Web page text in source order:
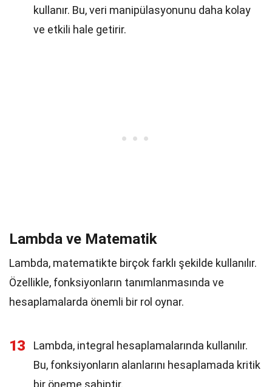
kullanır. Bu, veri manipülasyonunu daha kolay
ve etkili hale getirir.
Lambda ve Matematik
Lambda, matematikte birçok farklı şekilde kullanılır.
Özellikle, fonksiyonların tanımlanmasında ve
hesaplamalarda önemli bir rol oynar.
13
Lambda, integral hesaplamalarında kullanılır.
Bu, fonksiyonların alanlarını hesaplamada kritik
bir öneme sahiptir.